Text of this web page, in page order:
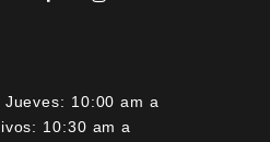
10:00 am a
10:30 am a